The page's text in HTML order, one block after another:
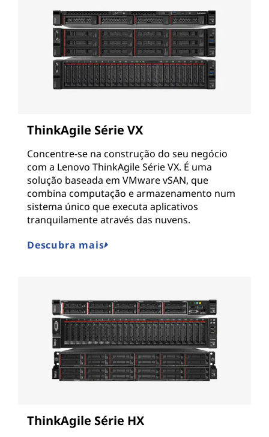
ThinkAgile Série VX
Concentre-se na construção do seu negócio
com a Lenovo ThinkAgile Série VX. É uma
solução baseada em VMware vSAN, que
combina computação e armazenamento num
sistema único que executa aplicativos
tranquilamente através das nuvens.
Descubra mais
ThinkAgile Série HX